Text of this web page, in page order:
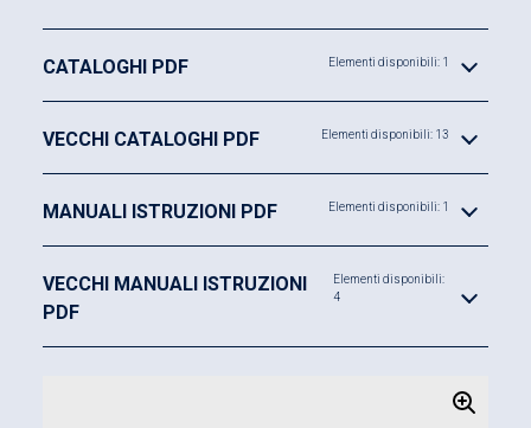
migliorsincronizzazione
Caratteristiche:
Diametro pistone da 25 a 65 mm
Corsa di rotazione da 8 a 19 mm
) da 2,35
a 16,1 kN
) da 4,04
CATALOGHI PDF Elementi disponibili: 1
VECCHI CATALOGHI PDF Elementi disponibili: 13
MANUALI ISTRUZIONI PDF Elementi disponibili: 1
VECCHI MANUALI ISTRUZIONI
PDF
Elementi disponibili:
4